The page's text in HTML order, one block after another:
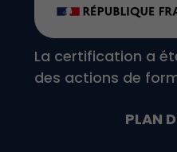
La certification a
des actions de
PLAN